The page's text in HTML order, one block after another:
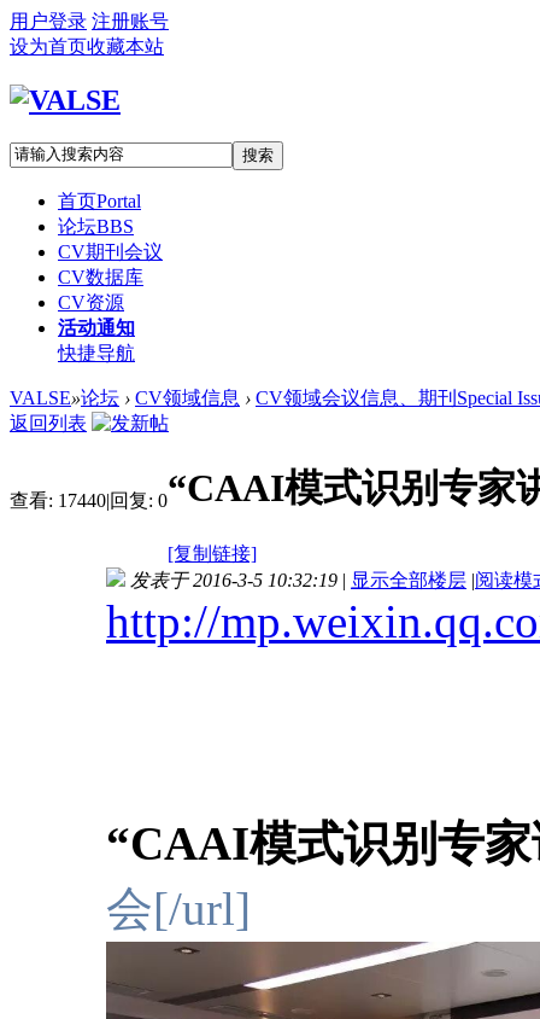
用户登录 注册账号
设为首页收藏本站
搜索
首页Portal
论坛BBS
CV期刊会议
CV数据库
CV资源
活动通知
快捷导航
VALSE»论坛 › CV领域信息 › CV领域会议信息、期刊Special
返回列表
查看: 17440|回复: 0“CAAI模式识别专家
[复制链接]
发表于 2016-3-5 10:32:19 | 显示全部楼层 |阅读模
http://
“CAAI模式识别专
会[/url]